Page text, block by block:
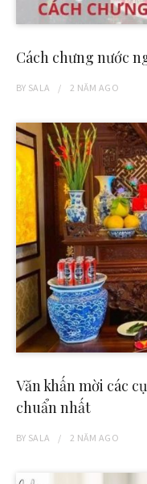
Cách chưng nước
BY SALA 2 NĂM AGO
Văn khấn mời các
chuẩn nhất
BY SALA 2 NĂM AGO